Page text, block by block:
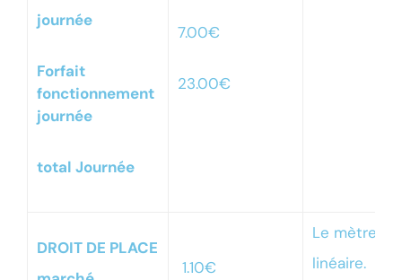
journée
Forfait
fonctionnement
journée
total Journée
7.00€
23.00€
DROIT DE PLACE
1.10€
Le mètre
linéaire.